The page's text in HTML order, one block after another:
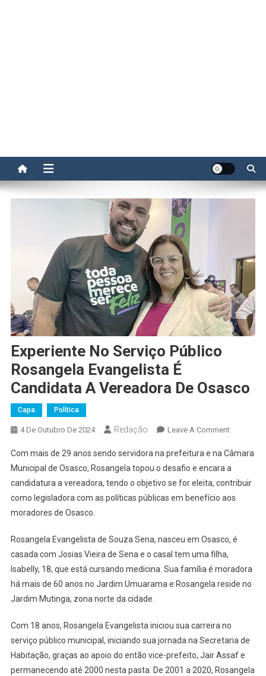
Experiente No Serviço Público
Rosangela Evangelista É
Candidata A Vereadora De Osasco
Capa Política
4 De Outubro De 2024 Redação Leave A CommentOn
No
Serviço
Público
Rosangela
Candidata
Vereadora
De
Com mais de 29 anos sendo servidora na prefeitura e na Câmara
Municipal de Osasco, Rosangela topou o desafio e encara a
candidatura a vereadora, tendo o objetivo se for eleita, contribuir
como legisladora com as políticas públicas em benefício aos
moradores de Osasco.
Rosangela Evangelista de Souza Sena, nasceu em Osasco, é
casada com Josias Vieira de Sena e o casal tem uma filha,
Isabelly, 18, que está cursando medicina. Sua família é moradora
há mais de 60 anos no Jardim Umuarama e Rosangela reside no
Jardim Mutinga, zona norte da cidade.
Com 18 anos, Rosangela Evangelista iniciou sua carreira no
serviço público municipal, iniciando sua jornada na Secretaria de
Habitação, graças ao apoio do então vice-prefeito, Jair Assaf e
permanecendo até 2000 nesta pasta. De 2001 a 2020, Rosangela